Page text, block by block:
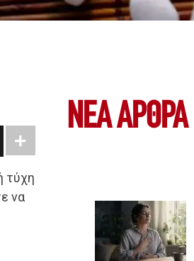
τύχη
να
ΝΕΑ ΆΡΘΡΑ